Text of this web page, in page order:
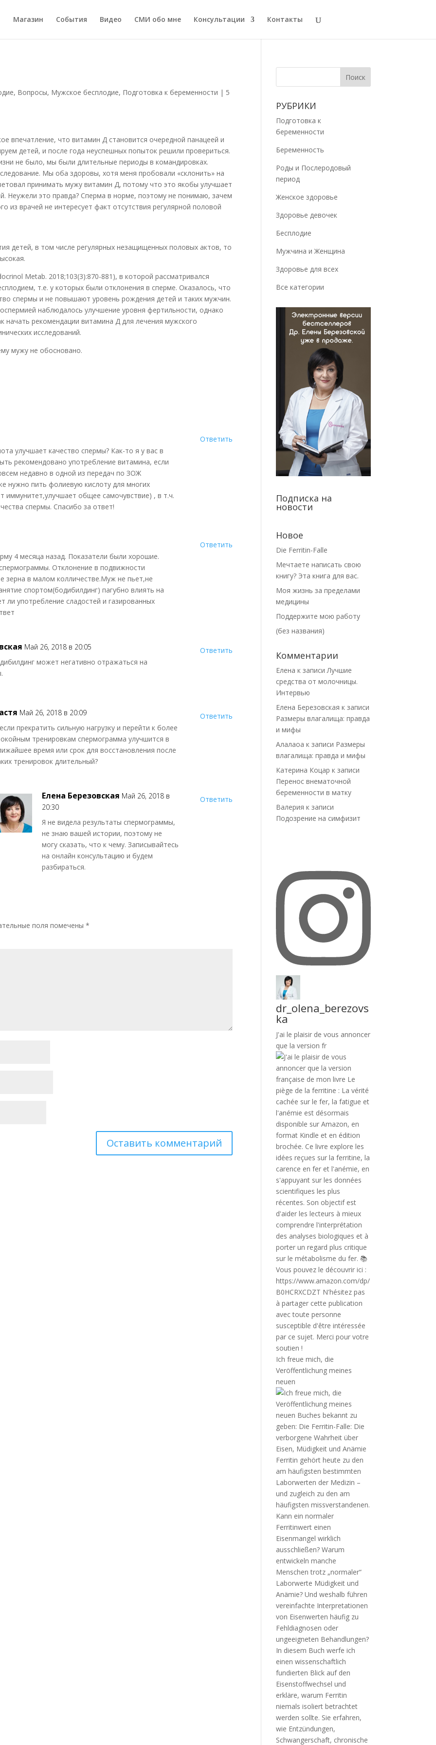
Магазин События Видео СМИ обо мне Консультации Контакты
, Вопросы, Мужское бесплодие, Подготовка к беременности | 5
впечатление, что витамин Д становится очередной панацеей и
детей, и после года неуспешных попыток решили провериться.
не было, мы были длительные периоды в командировках.
Мы оба здоровы, хотя меня пробовали «склонить» на
принимать мужу витамин Д, потому что это якобы улучшает
Неужели это правда? Сперма в норме, поэтому не понимаю, зачем
из врачей не интересует факт отсутствия регулярной половой
детей, в том числе регулярных незащищенных половых актов, то
Metab. 2018;103(3):870-881), в которой рассматривался
т.е. у которых были отклонения в сперме. Оказалось, что
спермы и не повышают уровень рождения детей и таких мужчин.
наблюдалось улучшение уровня фертильности, однако
начать рекомендации витамина Д для лечения мужского
исследований.
мужу не обосновано.
улучшает качество спермы? Как-то я у вас в
рекомендовано употребление витамина, если
недавно в одной из передач по ЗОЖ
нужно пить фолиевую кислоту для многих
иммунитет,улучшает общее самочувствие) , в т.ч.
спермы. Спасибо за ответ!
Ответить
4 месяца назад. Показатели были хорошие.
Отклонение в подвижности
зерна в малом колличестве.Муж не пьет,не
спортом(бодибилдинг) пагубно влиять на
ли употребление сладостей и газированных
Ответить
Май 26, 2018 в 20:05
может негативно отражаться на
Ответить
Май 26, 2018 в 20:09
прекратить сильную нагрузку и перейти к более
тренировкам спермограмма улучшится в
время или срок для восстановления после
тренировок длительный?
Ответить
Елена Березовская Май 26, 2018 в
20:30
Я не видела результаты спермограммы,
не знаю вашей истории, поэтому не
могу сказать, что к чему. Записывайтесь
на онлайн консультацию и будем
разбираться.
Ответить
поля помечены*
РУБРИКИ
Подготовка к
беременности
Беременность
Роды и Послеродовый
период
Женское здоровье
Здоровье девочек
Бесплодие
Мужчина и Женщина
Здоровье для всех
Все категории
Подписка на
новости
Новое
Die Ferritin-Falle
Мечтаете написать свою
книгу? Эта книга для вас.
Моя жизнь за пределами
медицины
Поддержите мою работу
(без названия)
Комментарии
Елена к записиЛучшие
средства от молочницы.
Интервью
Елена Березовская к записи
Размеры влагалища: правда
и мифы
Алалаоа к записи Размеры
влагалища: правда и мифы
Катерина Коцар к записи
Перенос внематочной
беременности в матку
Валерия к записи
Подозрение на симфизит
dr_olena_berezovs
ka
J'ai le plaisir de vous annoncer
que la version fr
Ich freue mich, die
Veröffentlichung meines
neuen